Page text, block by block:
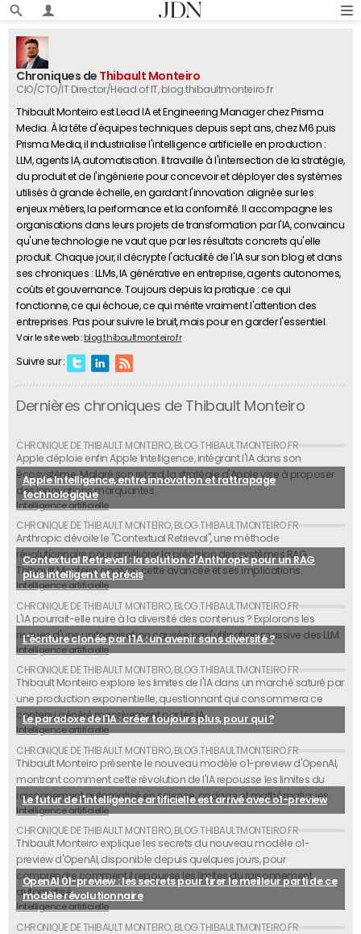
Chroniques de Thibault Monteiro
CIO/CTO/IT Director/Head of IT, blog.thibaultmonteiro.fr
Thibault Monteiro est Lead IA et Engineering Manager chez Prisma
Media. À la tête d'équipes techniques depuis sept ans, chez M6 puis
Prisma Media, il industrialise l'intelligence artificielle en production :
LLM, agents IA, automatisation. Il travaille à l'intersection de la stratégie,
du produit et de l'ingénierie pour concevoir et déployer des systèmes
utilisés à grande échelle, en gardant l'innovation alignée sur les
enjeux métiers, la performance et la conformité. Il accompagne les
organisations dans leurs projets de transformation par l'IA, convaincu
qu'une technologie ne vaut que par les résultats concrets qu'elle
produit. Chaque jour, il décrypte l'actualité de l'IA sur son blog et dans
ses chroniques : LLMs, IA générative en entreprise, agents autonomes,
coûts et gouvernance. Toujours depuis la pratique : ce qui
fonctionne, ce qui échoue, ce qui mérite vraiment l'attention des
entreprises. Pas pour suivre le bruit, mais pour en garder l'essentiel.
Voir le site web :blog.thibaultmonteiro.fr
Suivre sur :
Dernières chroniques de Thibault Monteiro
Apple Intelligence, entre innovation et rattrapage
technologique
Apple déploie enfin Apple Intelligence, intégrant l'IA dans son
écosystème. Malgré son retard, la stratégie d'Apple vise à proposer
des innovations marquantes.
Intelligence artificielle
Contextual Retrieval : la solution d'Anthropic pour un RAG
plus intelligent et précis
Anthropic dévoile le "Contextual Retrieval", une méthode
révolutionnaire pour améliorer la précision des systèmes RAG.
Thibault Monteiro analyse cette avancée et ses implications.
Intelligence artificielle
L'écriture clonée par l'IA : un avenir sans diversité ?
L'IA pourrait-elle nuire à la diversité des contenus ? Explorons les
risques d'une uniformisation causée par l'utilisation massive des LLM.
Intelligence artificielle
Le paradoxe de l'IA : créer toujours plus, pour qui ?
Thibault Monteiro explore les limites de l'IA dans un marché saturé par
une production exponentielle, questionnant qui consommera ce
contenu généré massivement par les IA.
Intelligence artificielle
Le futur de l'intelligence artificielle est arrivé avec o1-preview
Thibault Monteiro présente le nouveau modèle o1-preview d'OpenAI,
montrant comment cette révolution de l'IA repousse les limites du
raisonnement automatisé en science, codage et mathématiques.
Intelligence artificielle
OpenAI 01-preview : les secrets pour tirer le meilleur parti de ce
modèle révolutionnaire
Thibault Monteiro explique les secrets du nouveau modèle o1-
preview d'OpenAI, disponible depuis quelques jours, pour
comprendre comment il repousse les limites du raisonnement
automatisé.
Intelligence artificielle